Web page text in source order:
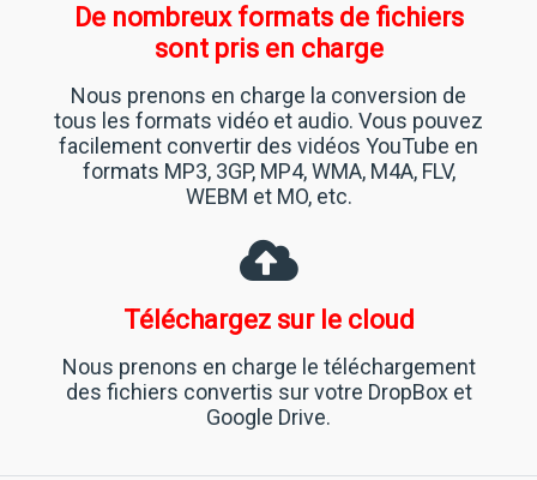
De nombreux formats de fichiers
sont pris en charge
Nous prenons en charge la conversion de
tous les formats vidéo et audio. Vous pouvez
facilement convertir des vidéos YouTube en
formats MP3, 3GP, MP4, WMA, M4A, FLV,
WEBM et MO, etc.
Téléchargez sur le cloud
Nous prenons en charge le téléchargement
des fichiers convertis sur votre DropBox et
Google Drive.